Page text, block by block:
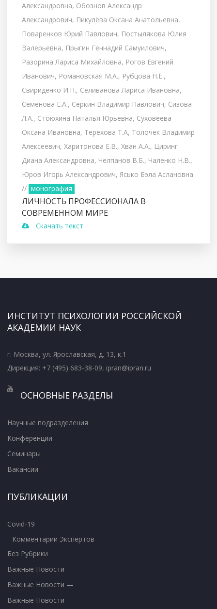
Александровна, Обознов Александр
Александрович, Пикулёва Оксана Анатольевна,
Поваренков Юрий Павлович, Постылякова Юлия
Валерьевна, Прыгин Геннадий Самуилович,
Разорина Лариса Михайловна, Рогов Евгений
Иванович, Романовская М.А., Рубцова Н.Е.,
Свириденко И.Н., Селиванова Лариса Ивановна,
Семёнова Е.А., Серкин Владимир Павлович, Сизова
Л.А., Стоюхина Наталья Юрьевна, Суховеева
Оксана Ивановна, Терехова Т.А, Толочек Владимир
Алексеевич, Харитонова Е.В., Хван А.А., Циринг
Диана Александровна, Челпанов В.Б., Чаленко Н.В.,
Юров Игорь Александрович, Ясько Бэла Аслановна
// монография
ЛИЧНОСТЬ ПРОФЕССИОНАЛА В
СОВРЕМЕННОМ МИРЕ
Скачать текст
ИНСТИТУТ ПСИХОЛОГИИ РОССИЙСКОЙ
АКАДЕМИИ НАУК
г. Москва, ул. Ярославская, д. 13, к.1
Дирекция: +7 (495) 683-38-09, ipran@ipran.ru
ОСНОВНЫЕ РАЗДЕЛЫ
Научные подразделения
Конференции
Семинары
Вакансии
ПУБЛИКАЦИИ
Covid-19
Комментарии Экспертов
Без Рубрики
Важные Новости
Важные Новости —
Важные Новости —